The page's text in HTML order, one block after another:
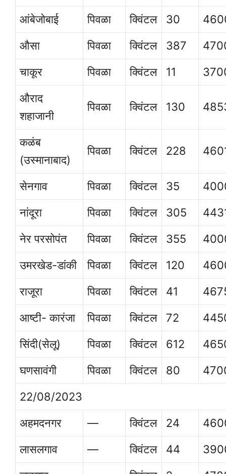
आंबेजोबाई
पिवळा क्विंटल 30
औसा
पिवळा क्विंटल 387
चाकूर
पिवळा क्विंटल 11
औराद
शहाजानी
पिवळा क्विंटल 130
कळंब
(उस्मानाबाद)
पिवळा क्विंटल 228
सेनगाव पिवळा क्विंटल 35
नांदूरा
पिवळा क्विंटल 305
नेर परसोपंत
पिवळा क्विंटल 355
उमरखेड-डांकी
पिवळा क्विंटल 120
राजूरा
पिवळा क्विंटल 41
आष्टी- कारंजा
पिवळा क्विंटल 72
सिंदी(सेलू)
पिवळा क्विंटल 612
घणसावंगी
पिवळा क्विंटल 80
22/08/2023
अहमदनगर
— क्विंटल 24
लासलगाव
— क्विंटल 44